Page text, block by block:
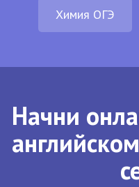
Химия ОГЭ
Начни